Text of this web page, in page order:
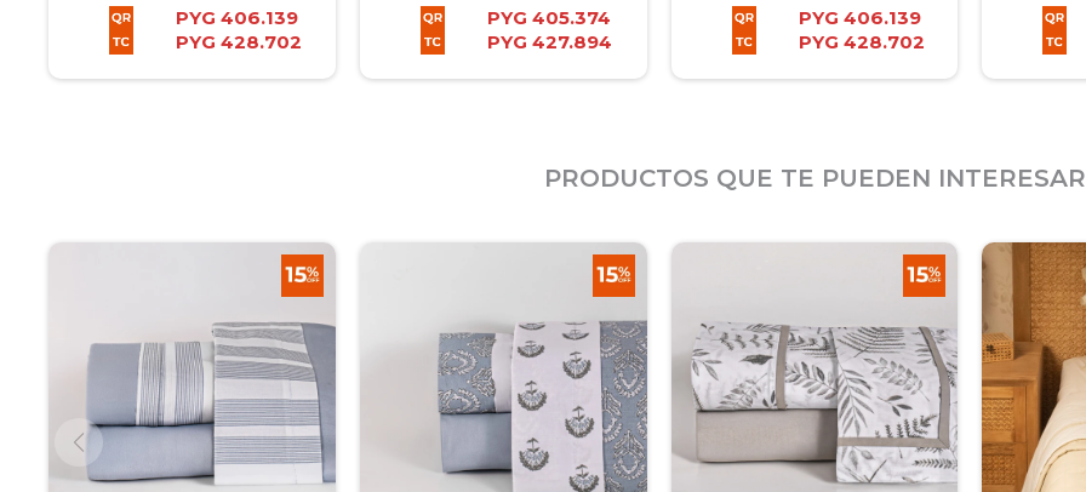
PYG 406.139
PYG 428.702
PYG 405.374
PYG 427.894
PYG 406.139
PYG 428.702
PRODUCTOS QUE TE PUEDEN INTERESAR